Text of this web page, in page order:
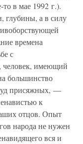
то в мае 1992 г.).
глубины, а в силу
времена
с
человек, имеющий
большинство
присяжных, —
к
отцов. Опыт
народа не нужен
вся и